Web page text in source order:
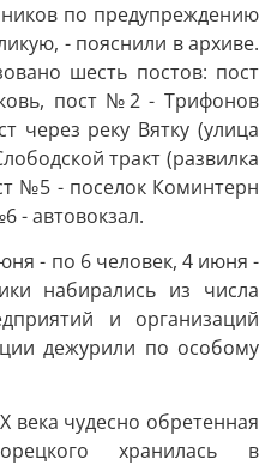
по предупреждению
- пояснили в архиве.
шесть постов: пост
пост №2 - Трифонов
через реку Вятку (улица
тракт (развилка
№5 - поселок Коминтерн
- автовокзал.
- по 6 человек, 4 июня -
набирались из числа
и организаций
дежурили по особому
века чудесно обретенная
хранилась в